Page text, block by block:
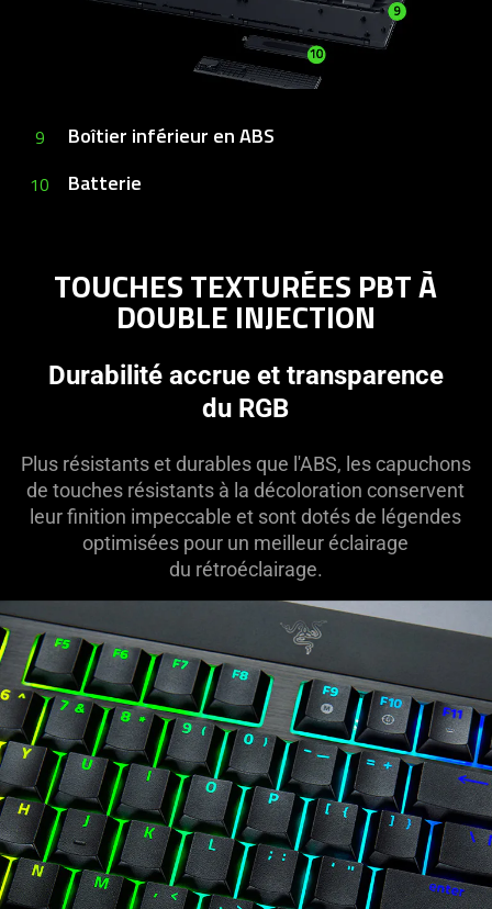
9 Boîtier inférieur en ABS
10 Batterie
TOUCHES TEXTURÉES PBT À
DOUBLE INJECTION
Durabilité accrue et transparence
du RGB
Plus résistants et durables que l'ABS, les capuchons
de touches résistants à la décoloration conservent
leur finition impeccable et sont dotés de légendes
optimisées pour un meilleur éclairage
du rétroéclairage.